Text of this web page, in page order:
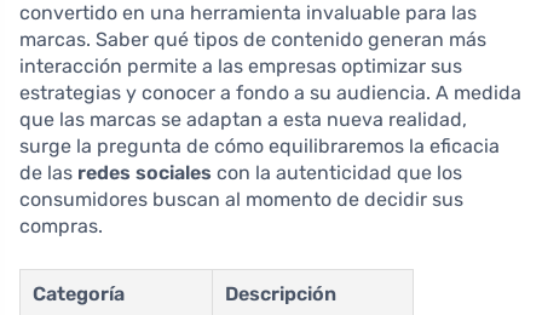
convertido en una herramienta invaluable para las
marcas. Saber qué tipos de contenido generan más
interacción permite a las empresas optimizar sus
estrategias y conocer a fondo a su audiencia. A medida
que las marcas se adaptan a esta nueva realidad,
surge la pregunta de cómo equilibraremos la eficacia
de las redes sociales con la autenticidad que los
consumidores buscan al momento de decidir sus
compras.
Categoría Descripción